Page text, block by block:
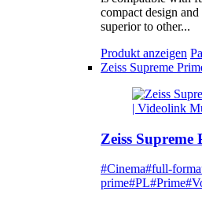
compact design
superior to other...
Produkt anzeigen
Zeiss Supreme
Zeiss Supreme
#Cinema#full-
prime#PL#Prime